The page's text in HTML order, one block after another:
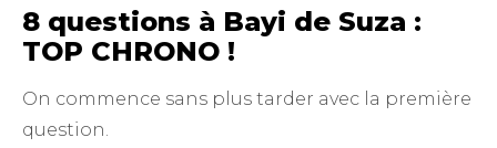
8 questions à Bayi de Suza :
TOP CHRONO !
On commence sans plus tarder avec la première
question.